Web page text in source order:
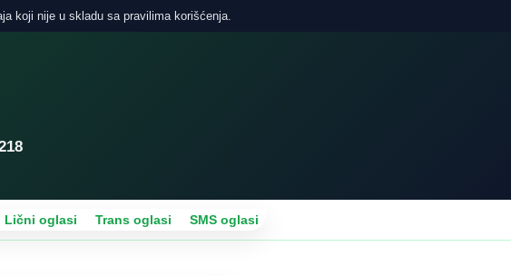
koji nije u skladu sa pravilima korišćenja.
Lični oglasi Trans oglasi SMS oglasi